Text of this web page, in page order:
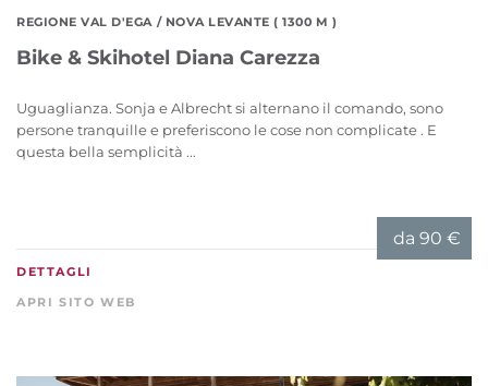
REGIONE VAL D'EGA / NOVA LEVANTE ( 1300 M )
Bike & Skihotel Diana Carezza
Uguaglianza. Sonja e Albrecht si alternano il comando, sono
persone tranquille e preferiscono le cose non complicate . E
questa bella semplicità ...
da 90 €
DETTAGLI
APRI SITO WEB